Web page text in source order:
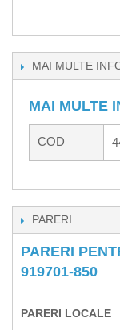
MAI MULTE
MAI MULTE
COD
PARERI
PARERI
919701-850
PARERI LOCALE